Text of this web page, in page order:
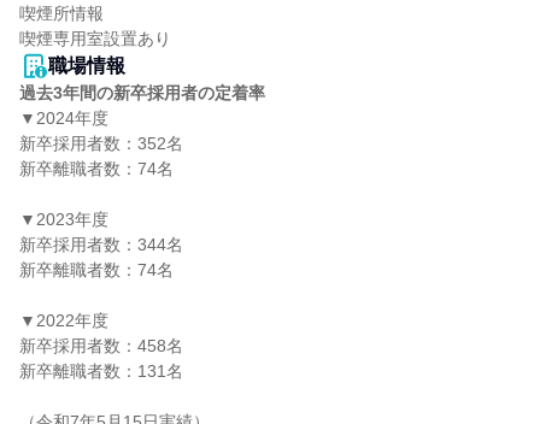
喫煙所情報
喫煙専用室設置あり
職場情報
過去3年間の新卒採用者の定着率
▼2024年度
新卒採用者数：352名
新卒離職者数：74名
▼2023年度
新卒採用者数：344名
新卒離職者数：74名
▼2022年度
新卒採用者数：458名
新卒離職者数：131名